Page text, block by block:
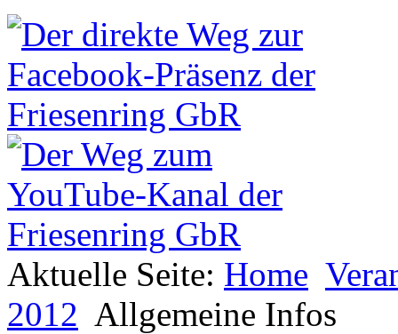
Aktuelle Seite: Home
2012 Allgemeine Infos